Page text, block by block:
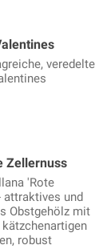
veredelte
Zellernuss
'Rote
attraktives und
Obstgehölz mit
robust